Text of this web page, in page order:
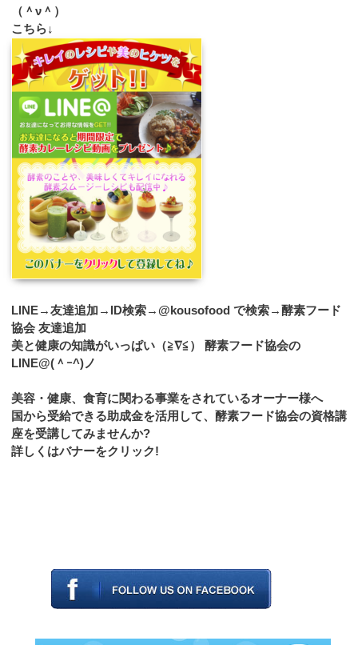
（＾ν＾）
こちら↓
LINE→友達追加→ID検索→@kousofood で検索→酵素フード
協会 友達追加
美と健康の知識がいっぱい（≧∇≦） 酵素フード協会の
LINE@(＾ｰ^)ノ
美容・健康、食育に関わる事業をされているオーナー様へ
国から受給できる助成金を活用して、酵素フード協会の資格講
座を受講してみませんか?
詳しくはバナーをクリック!